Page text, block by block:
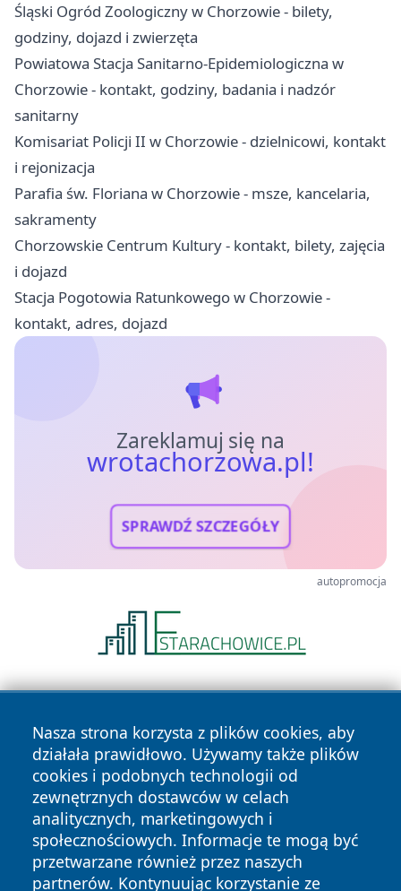
Śląski Ogród Zoologiczny w Chorzowie - bilety,
godziny, dojazd i zwierzęta
Powiatowa Stacja Sanitarno-Epidemiologiczna w
Chorzowie - kontakt, godziny, badania i nadzór
sanitarny
Komisariat Policji II w Chorzowie - dzielnicowi, kontakt
i rejonizacja
Parafia św. Floriana w Chorzowie - msze, kancelaria,
sakramenty
Chorzowskie Centrum Kultury - kontakt, bilety, zajęcia
i dojazd
Stacja Pogotowia Ratunkowego w Chorzowie -
kontakt, adres, dojazd
Zareklamuj się na
wrotachorzowa.pl!
SPRAWDŹ SZCZEGÓŁY
autopromocja
Nasza strona korzysta z plików cookies, aby
działała prawidłowo. Używamy także plików
cookies i podobnych technologii od
zewnętrznych dostawców w celach
analitycznych, marketingowych i
społecznościowych. Informacje te mogą być
przetwarzane również przez naszych
partnerów. Kontynuując korzystanie ze
Copyright © 2026 wrotachorzowa.pl Wszystkie prawa
zastrzeżone.
Polityka Polityka